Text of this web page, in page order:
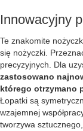
Innowacyjny
Te znakomite
się nożyczki.
precyzyjnych. Dla
zastosowano
którego otrzymano
Łopatki są
wzajemnej
tworzywa